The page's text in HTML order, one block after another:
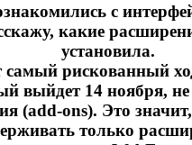
с
какие
установила.
самый рискованный
выйдет 14 ноября, не
(add-ons). Это
только